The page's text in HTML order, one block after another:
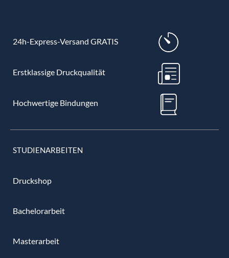
24h-Express-Versand GRATIS
Erstklassige Druckqualität
Hochwertige Bindungen
STUDIENARBEITEN
Druckshop
Bachelorarbeit
Masterarbeit